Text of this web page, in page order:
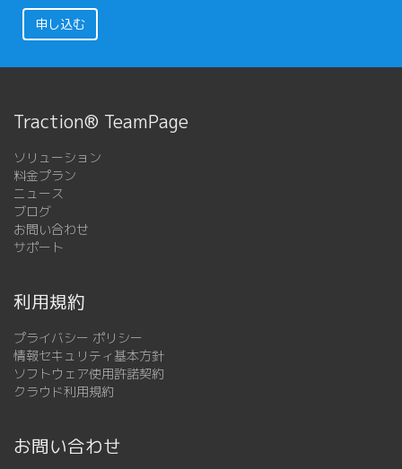
申し込む
Traction® TeamPage
ソリューション
料金プラン
ニュース
ブログ
お問い合わせ
サポート
利用規約
プライバシー ポリシー
情報セキュリティ基本方針
ソフトウェア使用許諾契約
クラウド利用規約
お問い合わせ